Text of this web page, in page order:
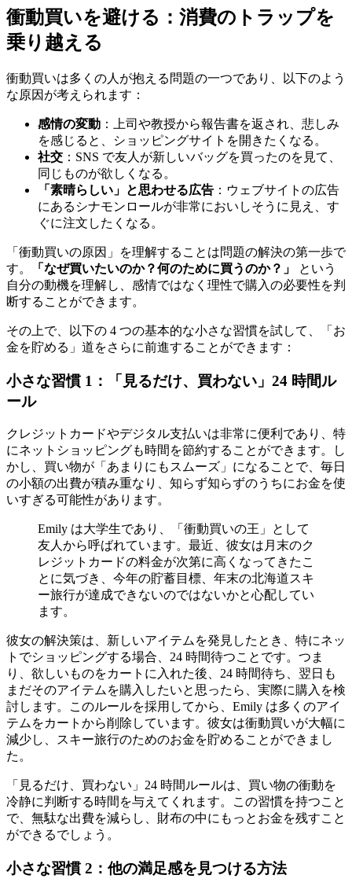
衝動買いを避ける：消費のトラップを
乗り越える
衝動買いは多くの人が抱える問題の一つであり、以下のよう
な原因が考えられます：
感情の変動 ：上司や教授から報告書を返され、悲しみ
を感じると、ショッピングサイトを開きたくなる。
社交 ：SNS で友人が新しいバッグを買ったのを見て、
同じものが欲しくなる。
「素晴らしい」と思わせる広告 ：ウェブサイトの広告
にあるシナモンロールが非常においしそうに見え、す
ぐに注文したくなる。
「衝動買いの原因」を理解することは問題の解決の第一歩で
す。
「なぜ買いたいのか？何のために買うのか？」
という
自分の動機を理解し、感情ではなく理性で購入の必要性を判
断することができます。
その上で、以下の 4 つの基本的な小さな習慣を試して、「お
金を貯める」道をさらに前進することができます：
小さな習慣 1：「見るだけ、買わない」24 時間ル
ール
クレジットカードやデジタル支払いは非常に便利であり、特
にネットショッピングも時間を節約することができます。し
かし、買い物が「あまりにもスムーズ」になることで、毎日
の小額の出費が積み重なり、知らず知らずのうちにお金を使
いすぎる可能性があります。
Emily は大学生であり、「衝動買いの王」として
友人から呼ばれています。最近、彼女は月末のク
レジットカードの料金が次第に高くなってきたこ
とに気づき、今年の貯蓄目標、年末の北海道スキ
ー旅行が達成できないのではないかと心配してい
ます。
彼女の解決策は、新しいアイテムを発見したとき、特にネッ
トでショッピングする場合、24 時間待つことです。つま
り、欲しいものをカートに入れた後、24 時間待ち、翌日も
まだそのアイテムを購入したいと思ったら、実際に購入を検
討します。このルールを採用してから、Emily は多くのアイ
テムをカートから削除しています。彼女は衝動買いが大幅に
減少し、スキー旅行のためのお金を貯めることができまし
た。
「見るだけ、買わない」24 時間ルールは、買い物の衝動を
冷静に判断する時間を与えてくれます。この習慣を持つこと
で、無駄な出費を減らし、財布の中にもっとお金を残すこと
ができるでしょう。
小さな習慣 2：他の満足感を見つける方法